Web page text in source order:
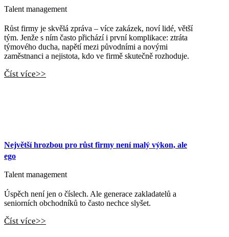
Talent management
Růst firmy je skvělá zpráva – více zakázek, noví lidé, větší
tým. Jenže s ním často přichází i první komplikace: ztráta
týmového ducha, napětí mezi původními a novými
zaměstnanci a nejistota, kdo ve firmě skutečně rozhoduje.
Číst více>>
Největší hrozbou pro růst firmy není malý výkon, ale
ego
Talent management
Úspěch není jen o číslech. Ale generace zakladatelů a
seniorních obchodníků to často nechce slyšet.
Číst více>>